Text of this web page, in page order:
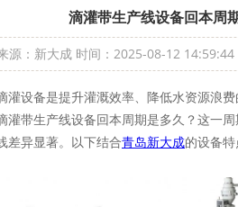
滴灌带生产线设备回本周
源：新大成 时间：2025-08-12 14:59:44
灌设备是提升灌溉效率、降低水资源浪
灌带生产线设备回本周期是多久？这一
差异显著。以下结合青岛新大成的设备